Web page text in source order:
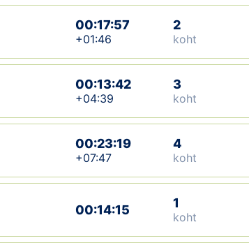
EOL
Kaardid
Kalender
Koondised
Tule klubisse!
Tulemused
00:17:57
+01:46
2
koht
00:13:42
+04:39
3
koht
00:23:19
+07:47
4
koht
00:14:15 1
koht